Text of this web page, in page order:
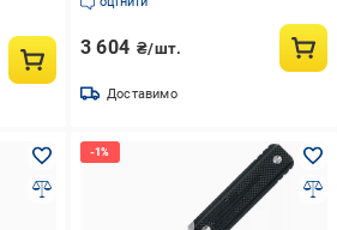
3 604 ₴/шт.
Доставимо